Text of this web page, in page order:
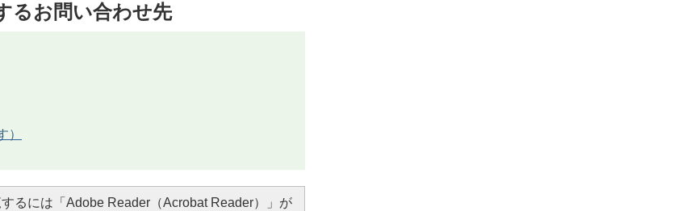
るお問い合わせ先
）
るには「Adobe Reader（Acrobat Reader）」が